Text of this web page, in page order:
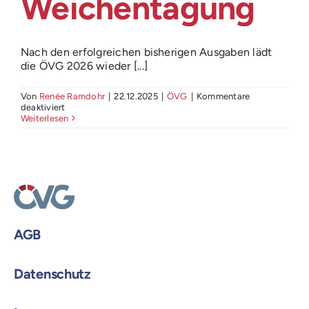
Nach den erfolgreichen bisherigen Ausgaben lädt
die ÖVG 2026 wieder [...]
Von Renée Ramdohr | 22.12.2025 | ÖVG | Kommentare
deaktiviertfür
ÖVG
Weiterlesen
AGB
Datenschutz